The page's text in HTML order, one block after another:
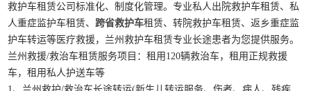
救护车租赁公司标准化、制度化管理。专业私人出院救护车租赁、私
人重症监护车租赁、 跨省救护车租赁、转院救护车租赁、返乡重症监
护车转运等医疗救援，兰州救护车租赁专业长途患者为您提供服务。
兰州救援/救治车租赁服务项目：租用120辆救治车，租用正规救援
车，租用私人护送车等